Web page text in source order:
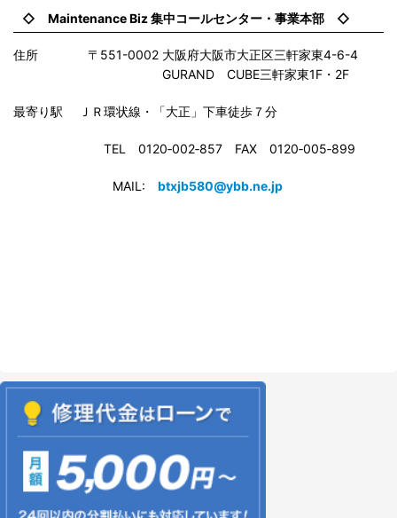
◇ Maintenance Biz 集中コールセンター・事業本部 ◇
住所 〒551-0002 大阪府大阪市大正区三軒家東4-6-4
GURAND CUBE三軒家東1F・2F
最寄り駅 ＪＲ環状線・「大正」下車徒歩７分
TEL 0120‐002‐857 FAX 0120‐005‐899
MAIL: btxjb580@ybb.ne.jp